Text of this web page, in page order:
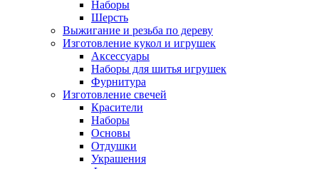
Наборы
Шерсть
Выжигание и резьба по дереву
Изготовление кукол и игрушек
Аксессуары
Наборы для шитья игрушек
Фурнитура
Изготовление свечей
Красители
Наборы
Основы
Отдушки
Украшения